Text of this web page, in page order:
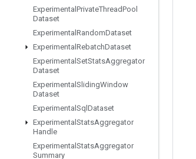
Experimental PrivateThreadPool
Dataset
Experimental RandomDataset
Experimental RebatchDataset
Experimental SetStatsAggregator
Dataset
Experimental SlidingWindow
Dataset
Experimental Sql Dataset
Experimental StatsAggregator
Handle
Experimental StatsAggregator
Summary